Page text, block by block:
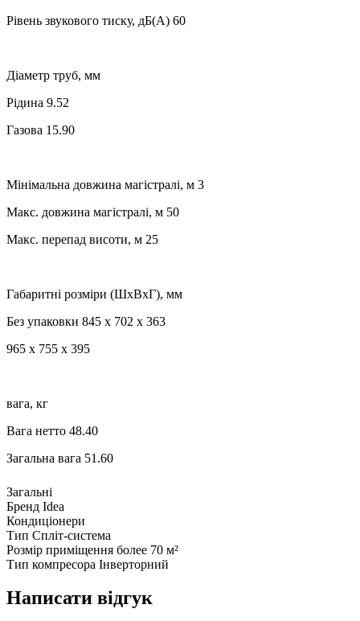
Рівень звукового тиску, дБ(А) 60
Діаметр труб, мм
Рідина 9.52
Газова 15.90
Мінімальна довжина магістралі, м 3
Макс. довжина магістралі, м 50
Макс. перепад висоти, м 25
Габаритні розміри (ШхВхГ), мм
Без упаковки 845 x 702 x 363
965 x 755 x 395
вага, кг
Вага нетто 48.40
Загальна вага 51.60
Загальні
Бренд Idea
Кондиціонери
Тип Спліт-система
Розмір приміщення более 70 м²
Тип компресора Інверторний
Написати відгук